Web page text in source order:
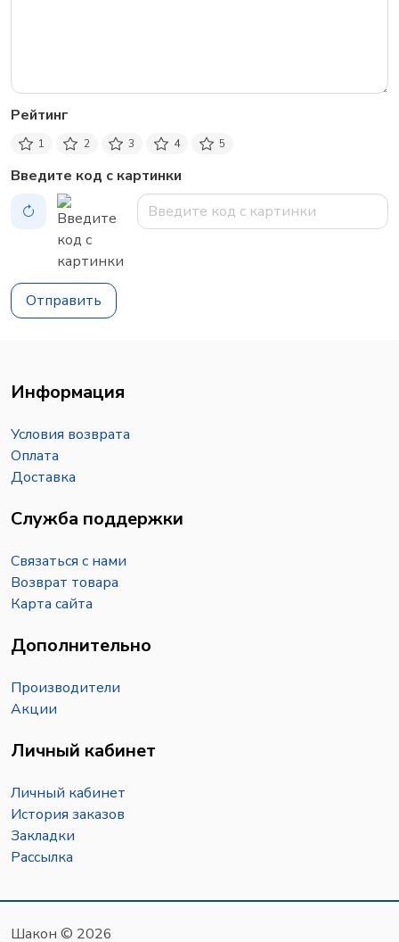
Рейтинг
1 2 3 4 5
Введите код с картинки
Отправить
Информация
Условия возврата
Оплата
Доставка
Служба поддержки
Связаться с нами
Возврат товара
Карта сайта
Дополнительно
Производители
Акции
Личный кабинет
Личный кабинет
История заказов
Закладки
Рассылка
Шакон © 2026